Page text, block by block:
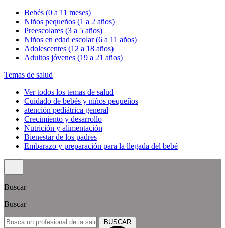
Bebés (0 a 11 meses)
Niños pequeños (1 a 2 años)
Preescolares (3 a 5 años)
Niños en edad escolar (6 a 11 años)
Adolescentes (12 a 18 años)
Adultos jóvenes (19 a 21 años)
Temas de salud
Ver todos los temas de salud
Cuidado de bebés y niños pequeños
atención pediátrica general
Crecimiento y desarrollo
Nutrición y alimentación
Bienestar de los padres
Embarazo y preparación para la llegada del bebé
Buscar
Buscar
BUSCAR